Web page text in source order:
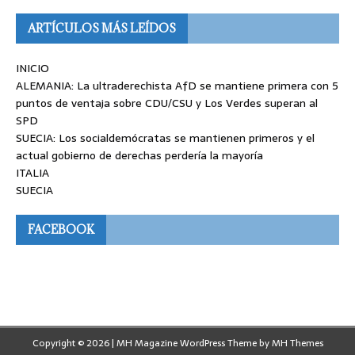
ARTÍCULOS MÁS LEÍDOS
INICIO
ALEMANIA: La ultraderechista AfD se mantiene primera con 5
puntos de ventaja sobre CDU/CSU y Los Verdes superan al
SPD
SUECIA: Los socialdemócratas se mantienen primeros y el
actual gobierno de derechas perdería la mayoría
ITALIA
SUECIA
FACEBOOK
Copyright © 2026 | MH Magazine WordPress Theme byMH Themes